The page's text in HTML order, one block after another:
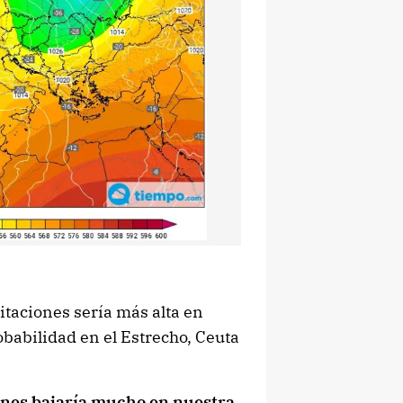
sería más alta en
en el Estrecho, Ceuta